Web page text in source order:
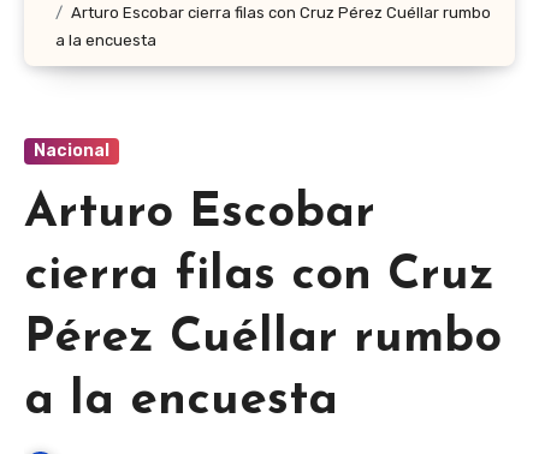
Arturo Escobar cierra filas con Cruz Pérez Cuéllar rumbo
a la encuesta
Nacional
Arturo Escobar
cierra filas con Cruz
Pérez Cuéllar rumbo
a la encuesta